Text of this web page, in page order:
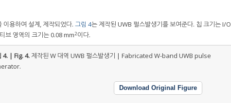
이용하여 설계, 제작되었다. 그림 4는 제작된 UWB 펄스발생기를 보여준다. 칩 크기는 I/O
브 영역의 크기는 0.08 mm2이다.
4. | Fig. 4. 제작된 W 대역 UWB 펄스발생기 | Fabricated W-band UWB pulse
Download Original Figure